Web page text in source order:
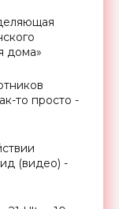
дома»
то просто -
(видео) -